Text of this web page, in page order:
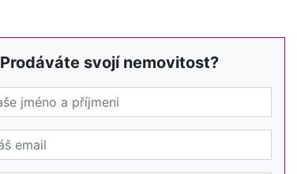
Prodáváte svojí nemovitost?